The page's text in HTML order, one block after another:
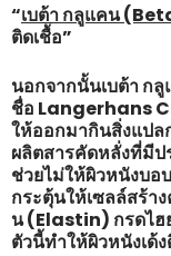
“เบต้า กลูแคน
ติดเชื้อ”
นอกจากนั้นเบต้า ก
ชื่อ Langerhans
ให้ออกมากินสิ่งแปล
ผลิตสารคัดหลั่งที่มีป
ช่วยไม่ให้ผิวหนังบอ
กระตุ้นให้เซลล์สร้
น (Elastin) กรดไ
ตัวนี้ทำให้ผิวหนังเด้